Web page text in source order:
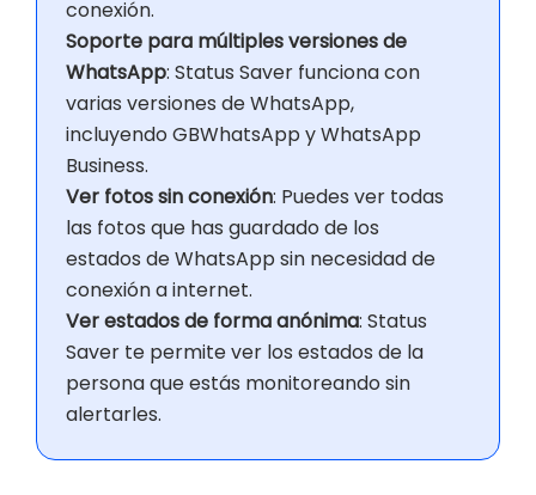
conexión.
Soporte para múltiples versiones de
WhatsApp: Status Saver funciona con
varias versiones de WhatsApp,
incluyendo GBWhatsApp y WhatsApp
Business.
Ver fotos sin conexión: Puedes ver todas
las fotos que has guardado de los
estados de WhatsApp sin necesidad de
conexión a internet.
Ver estados de forma anónima: Status
Saver te permite ver los estados de la
persona que estás monitoreando sin
alertarles.